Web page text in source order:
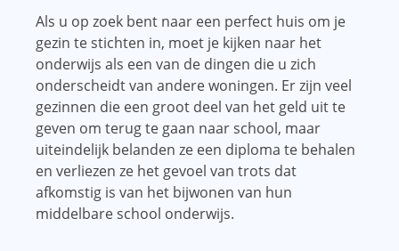
Als u op zoek bent naar een perfect huis om je
gezin te stichten in, moet je kijken naar het
onderwijs als een van de dingen die u zich
onderscheidt van andere woningen. Er zijn veel
gezinnen die een groot deel van het geld uit te
geven om terug te gaan naar school, maar
uiteindelijk belanden ze een diploma te behalen
en verliezen ze het gevoel van trots dat
afkomstig is van het bijwonen van hun
middelbare school onderwijs.